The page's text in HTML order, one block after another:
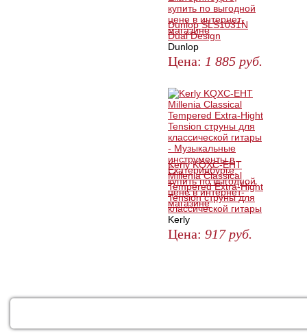
Dunlop SLS1031N
Dual Design
Dunlop
Цена: 1 885 руб.
Kerly KQXC-EHT
Millenia Classical
Tempered Extra-Hight
Tension струны для
классической гитары
Kerly
Цена: 917 руб.